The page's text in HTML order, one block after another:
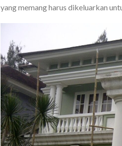
yang memang harus dikeluarkan